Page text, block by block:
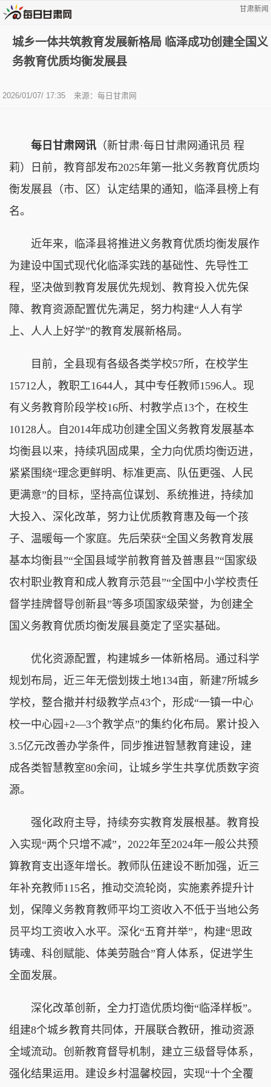
甘肃新闻
城乡一体共筑教育发展新格局 临泽成功创建全国义
务教育优质均衡发展县
2026/01/07/ 17:35 来源：每日甘肃网
每日甘肃网讯 （新甘肃·每日甘肃网通讯员 程
莉）日前，教育部发布2025年第一批义务教育优质均
衡发展县（市、区）认定结果的通知，临泽县榜上有
名。
近年来，临泽县将推进义务教育优质均衡发展作
为建设中国式现代化临泽实践的基础性、先导性工
程，坚决做到教育发展优先规划、教育投入优先保
障、教育资源配置优先满足，努力构建“人人有学
上、人人上好学”的教育发展新格局。
目前，全县现有各级各类学校57所，在校学生
15712人，教职工1644人，其中专任教师1596人。现
有义务教育阶段学校16所、村教学点13个，在校生
10128人。自2014年成功创建全国义务教育发展基本
均衡县以来，持续巩固成果，全力向优质均衡迈进，
紧紧围绕“理念更鲜明、标准更高、队伍更强、人民
更满意”的目标，坚持高位谋划、系统推进，持续加
大投入、深化改革，努力让优质教育惠及每一个孩
子、温暖每一个家庭。先后荣获“全国义务教育发展
基本均衡县”“全国县域学前教育普及普惠县”“国家级
农村职业教育和成人教育示范县”“全国中小学校责任
督学挂牌督导创新县”等多项国家级荣誉，为创建全
国义务教育优质均衡发展县奠定了坚实基础。
优化资源配置，构建城乡一体新格局。通过科学
规划布局，近三年无偿划拨土地134亩，新建7所城乡
学校，整合撤并村级教学点43个，形成“一镇一中心
校一中心园+2—3个教学点”的集约化布局。累计投入
3.5亿元改善办学条件，同步推进智慧教育建设，建
成各类智慧教室80余间，让城乡学生共享优质数字资
源。
强化政府主导，持续夯实教育发展根基。教育投
入实现“两个只增不减”，2022年至2024年一般公共预
算教育支出逐年增长。教师队伍建设不断加强，近三
年补充教师115名，推动交流轮岗，实施素养提升计
划，保障义务教育教师平均工资收入不低于当地公务
员平均工资收入水平。深化“五育并举”，构建“思政
铸魂、科创赋能、体美劳融合”育人体系，促进学生
全面发展。
深化改革创新，全力打造优质均衡“临泽样板”。
组建8个城乡教育共同体，开展联合教研，推动资源
全域流动。创新教育督导机制，建立三级督导体系，
强化结果运用。建设乡村温馨校园，实现“十个全覆